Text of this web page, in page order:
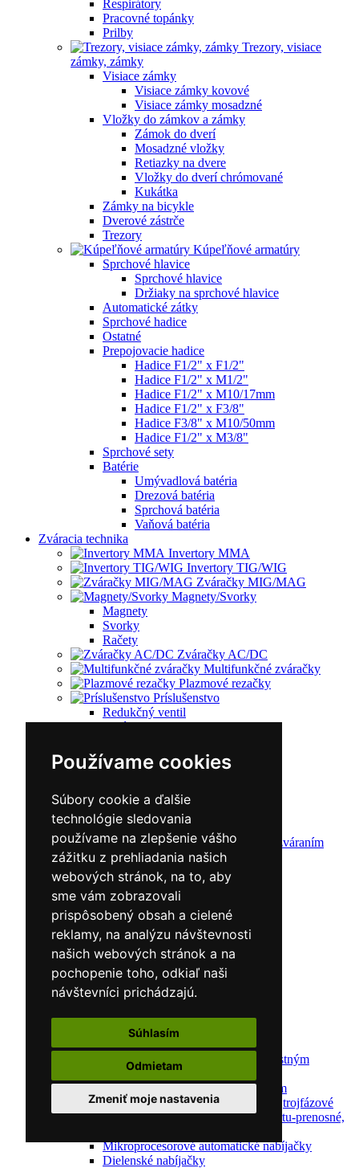
Používame cookies
Súbory cookie a ďalšie
technológie sledovania
používame na zlepšenie vášho
zážitku z prehliadania našich
webových stránok, na to, aby
sme vám zobrazovali
prispôsobený obsah a cielené
reklamy, na analýzu návštevnosti
našich webových stránok a na
pochopenie toho, odkiaľ naši
návštevníci prichádzajú.
Súhlasím
Odmietam
Zmeniť moje nastavenia
Respirátory
Pracovné topánky
Prilby
Trezory, visiace
zámky, zámky
Visiace zámky
Visiace zámky kovové
Visiace zámky mosadzné
Vložky do zámkov a zámky
Zámok do dverí
Mosadzné vložky
Retiazky na dvere
Vložky do dverí chrómované
Kukátka
Zámky na bicykle
Dverové zástrče
Trezory
Kúpeľňové armatúry
Sprchové hlavice
Sprchové hlavice
Držiaky na sprchové hlavice
Automatické zátky
Sprchové hadice
Ostatné
Prepojovacie hadice
Hadice F1/2" x F1/2"
Hadice F1/2" x M1/2"
Hadice F1/2" x M10/17mm
Hadice F1/2" x F3/8"
Hadice F3/8" x M10/50mm
Hadice F1/2" x M3/8"
Sprchové sety
Batérie
Umývadlová batéria
Drezová batéria
Sprchová batéria
Vaňová batéria
Zváracia technika
Invertory MMA
Invertory TIG/WIG
Zváračky MIG/MAG
Magnety/Svorky
Magnety
Svorky
Račety
Zváračky AC/DC
Multifunkčné zváračky
Plazmové rezačky
Príslušenstvo
Redukčný ventil
Vozíky
Zváracie horáky
Zváracie masky
Zváracie drôty
CNC rezacie stroje
Elektródy
Ochrana pred zváraním
Predohrev / Žíhanie
Polohovacie systémy
Indukčný ohrev
Auto náradie a vybavenie servisov
Lakernícke stojany
Nabíjačky a testery
Navijaky
Navijaky ručné
Navijaky elektrické
Reťazové kladkostroje
Náradie pre uloženie brzdového systému
Nástroje pre autookná
Nabíjačky/Štartéry
Automatické nabíjačky
Automatické nabíjačky s bezpečnostným
automatickým štartom
Nabíjačky/Štartéry s bezpečnostným
automatickým štartom-jednofázové,trojfázové
Dielenské nabíjačky s funkciou štartu-prenosné,
Mikroprocesorové automatické nabíjačky
Dielenské nabíjačky